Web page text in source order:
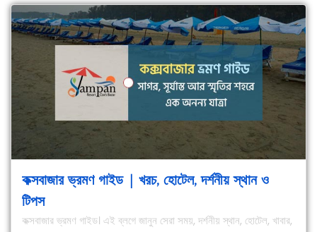
কক্সবাজার ভ্রমণ গাইড | খরচ, হোটেল, দর্শনীয় স্থান ও
টিপস
কক্সবাজার ভ্রমণ গাইড। এই ব্লগে জানুন সেরা সময়, দর্শনীয় স্থান, হোটেল, খাবার,